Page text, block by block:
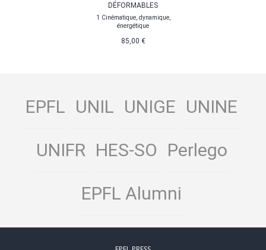
DÉFORMABLES
1 Cinématique, dynamique,
énergétique
85,00 €
EPFL UNIL UNIGE UNINE
UNIFR HES-SO Perlego
EPFL Alumni